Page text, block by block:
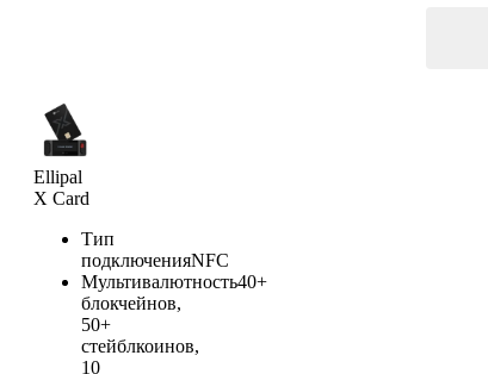
Ellipal
X Card
Тип
подключенияNFC
Мультивалютность40+
блокчейнов,
50+
стейблкоинов,
10